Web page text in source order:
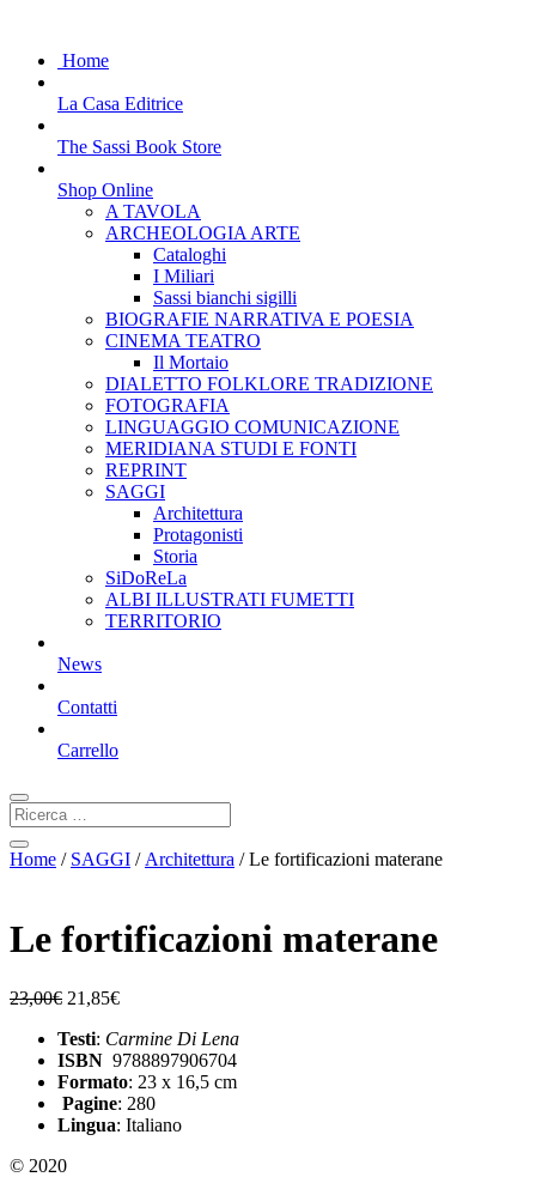
Home
La Casa Editrice
The Sassi Book Store
Shop Online
A TAVOLA
ARCHEOLOGIA ARTE
Cataloghi
I Miliari
Sassi bianchi sigilli
BIOGRAFIE NARRATIVA E POESIA
CINEMA TEATRO
Il Mortaio
DIALETTO FOLKLORE TRADIZIONE
FOTOGRAFIA
LINGUAGGIO COMUNICAZIONE
MERIDIANA STUDI E FONTI
REPRINT
SAGGI
Architettura
Protagonisti
Storia
SiDoReLa
ALBI ILLUSTRATI FUMETTI
TERRITORIO
News
Contatti
Carrello
Home / SAGGI / Architettura / Le fortificazioni materane
Le fortificazioni materane
23,00€ 21,85€
Testi: Carmine Di Lena
ISBN 9788897906704
Formato: 23 x 16,5 cm
Pagine: 280
Lingua: Italiano
© 2020